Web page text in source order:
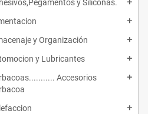
y Siliconas. add
add
y Organización add
y Lubricantes add
Accesorios
add
add